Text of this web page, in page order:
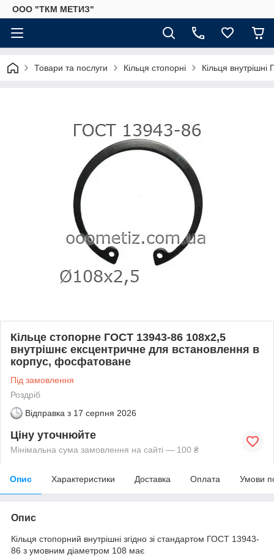
ООО "ТКМ МЕТИЗ"
Товари та послуги Кільця стопорні Кільця
Кільце стопорне ГОСТ 13943-86 108х2,5
внутрішнє ексцентричне для встановлення в
корпус, фосфатоване
Під замовлення
Роздріб
Відправка з 17 серпня 2026
Ціну уточнюйте
Мінімальна сума замовлення на сайті — 100 ₴
Опис Характеристики Доставка Оплата Умови
Опис
Кільця стопорний внутрішні згідно зі стандартом ГОСТ 13943-
86 з умовним діаметром 108 має